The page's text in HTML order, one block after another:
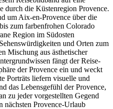
durch die Küstenregion Provence.
um Aix-en-Provence über die
zum farbenfrohen Colorado
Region im Südosten
und Orten zum
Mischung aus ästhetischer
fängt der Reise-
der Provence ein und weckt
Porträts liefern visuelle und
das Lebensgefühl der Provence,
zu jeder vorgestellten Gegend
nächsten Provence-Urlaub